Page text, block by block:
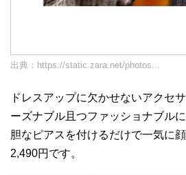
出典： https://static.zara.net/photos...
ドレスアップに欠かせないアクセ
ーズナブル且つファッショナブル
胆なピアスを付けるだけで一気に
2,490円です。